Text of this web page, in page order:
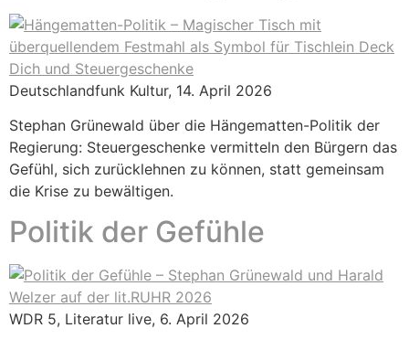
Deutschlandfunk Kultur, 14. April 2026
Stephan Grünewald über die Hängematten-Politik der
Regierung: Steuergeschenke vermitteln den Bürgern das
Gefühl, sich zurücklehnen zu können, statt gemeinsam
die Krise zu bewältigen.
Politik der Gefühle
WDR 5, Literatur live, 6. April 2026